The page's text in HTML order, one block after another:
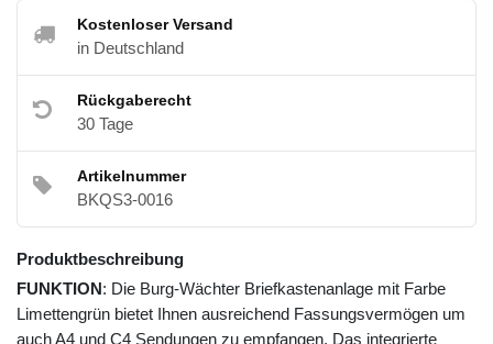
Kostenloser Versand
in Deutschland
Rückgaberecht
30 Tage
Artikelnummer
BKQS3-0016
Produktbeschreibung
FUNKTION: Die Burg-Wächter Briefkastenanlage mit Farbe
Limettengrün bietet Ihnen ausreichend Fassungsvermögen um
auch A4 und C4 Sendungen zu empfangen. Das integrierte